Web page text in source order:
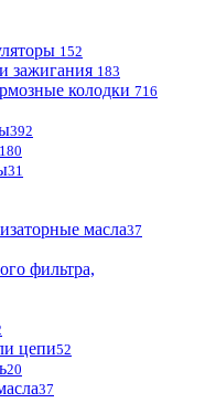
152
зажигания 183
колодки 716
392
180
31
масла37
фильтра,
цепи52
20
37